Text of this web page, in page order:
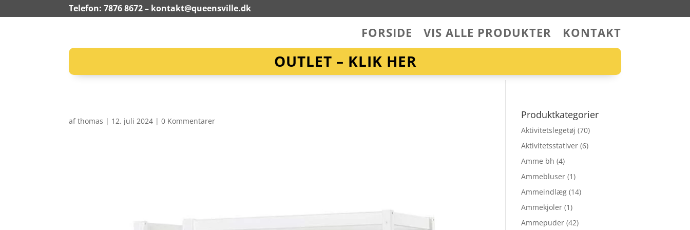
Telefon: 7876 8672 – kontakt@queensville.dk
FORSIDE VIS ALLE PRODUKTER KONTAKT
OUTLET – KLIK HER
afthomas | 12. juli 2024 |0 Kommentarer
Produktkategorier
Aktivitetslegetøj (70)
Aktivitetsstativer (6)
Amme bh (4)
Ammebluser (1)
Ammeindlæg (14)
Ammekjoler (1)
Ammepuder (42)